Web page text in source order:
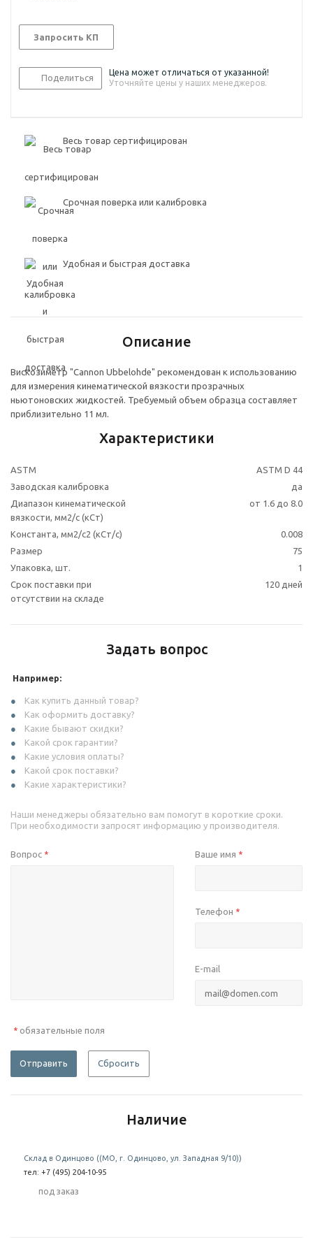
Запросить КП
Поделиться
Цена может отличаться от указанной!
Уточняйте цены у наших менеджеров.
Весь товар сертифицирован
Срочная поверка или калибровка
Удобная и быстрая доставка
Описание
Вискозиметр "Cannon Ubbelohde" рекомендован к использованию
для измерения кинематической вязкости прозрачных
ньютоновских жидкостей. Требуемый объем образца составляет
приблизительно 11 мл.
Характеристики
ASTM
ASTM D 44
Заводская калибровка
да
Диапазон кинематической
вязкости, мм2/с (кСт)
от 1.6 до 8.0
Константа, мм2/с2 (кСт/с)
0.008
Размер
75
Упаковка, шт.
1
Срок поставки при
отсутствии на складе
120 дней
Задать вопрос
Например:
Как купить данный товар?
Как оформить доставку?
Какие бывают скидки?
Какой срок гарантии?
Какие условия оплаты?
Какой срок поставки?
Какие характеристики?
Наши менеджеры обязательно вам помогут в короткие сроки.
При необходимости запросят информацию у производителя.
Вопрос * Ваше имя *
Телефон *
E-mail
* обязательные поля
Отправить Сбросить
Наличие
Склад в Одинцово ((МО, г. Одинцово, ул. Западная 9/10))
тел: +7 (495) 204-10-95
Под заказ